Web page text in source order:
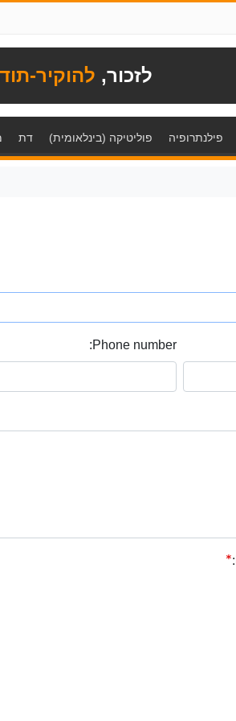
לזכור, להוקיר-
פילנתרופיה פוליטיקה (בינלאומית) דת
Phone number: